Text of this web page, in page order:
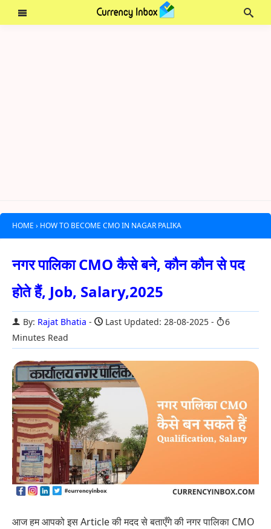
HOME › HOW TO BECOME CMO IN NAGAR PALIKA
नगर पालिका CMO कैसे बने, कौन कौन से पद
होते हैं, Job, Salary,2025
By: Rajat Bhatia Last Updated: 28-08-2025
6
Minutes Read
आज हम आपको इस Article की मदद से बताएँगे की नगर पालिका CMO